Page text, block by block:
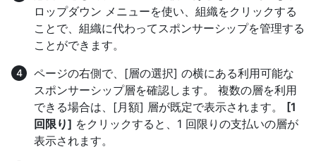
ロップダウン メニューを使い、組織をクリックする
ことで、組織に代わってスポンサーシップを管理する
ことができます。
ページの右側で、[層の選択] の横にある利用可能な
スポンサーシップ層を確認します。 複数の層を利用
できる場合は、[月額] 層が既定で表示されます。
[1
回限り] をクリックすると、1 回限りの支払いの層が
表示されます。